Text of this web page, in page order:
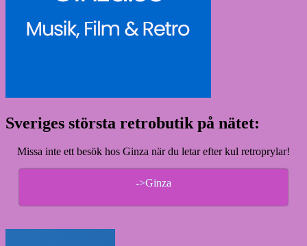
Sveriges största retrobutik på nätet:
Missa inte ett besök hos Ginza när du letar efter kul retroprylar!
->Ginza